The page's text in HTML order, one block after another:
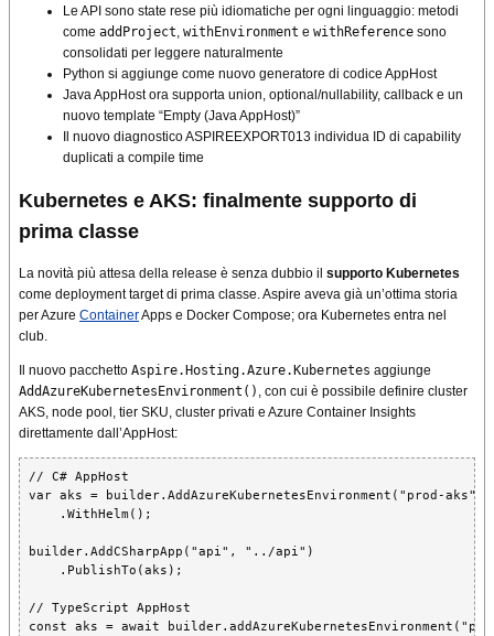
Le API sono state rese più idiomatiche per ogni linguaggio: metodi
come addProject, withEnvironment e withReference sono
consolidati per leggere naturalmente
Python si aggiunge come nuovo generatore di codice AppHost
Java AppHost ora supporta union, optional/nullability, callback e un
nuovo template “Empty (Java AppHost)”
Il nuovo diagnostico ASPIREEXPORT013 individua ID di capability
duplicati a compile time
Kubernetes e AKS: finalmente supporto di
prima classe
La novità più attesa della release è senza dubbio il supporto Kubernetes
come deployment target di prima classe. Aspire aveva già un’ottima storia
per Azure ContainerApps e Docker Compose; ora Kubernetes entra nel
club.
Il nuovo pacchetto Aspire.Hosting.Azure.Kubernetes aggiunge
AddAzureKubernetesEnvironment() , con cui è possibile definire cluster
AKS, node pool, tier SKU, cluster privati e Azure Container Insights
direttamente dall’AppHost:
// C# AppHost
var aks = builder.AddAzureKubernetesEnvironment("prod-aks")
    .WithHelm();
builder.AddCSharpApp("api", "../api")
    .PublishTo(aks);
// TypeScript AppHost
const aks = await